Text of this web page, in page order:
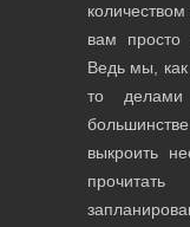
вам просто
Ведь мы, как
то
выкроить